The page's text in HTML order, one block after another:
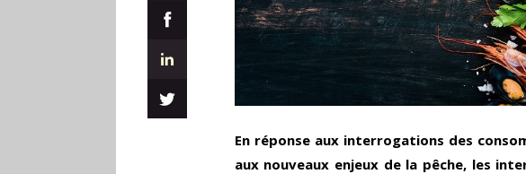
En réponse aux interrogations des
aux nouveaux enjeux de la pêche, les